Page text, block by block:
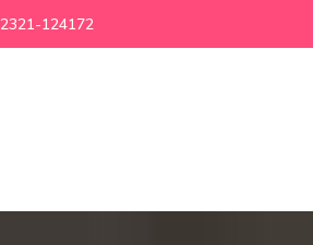
2321-124172